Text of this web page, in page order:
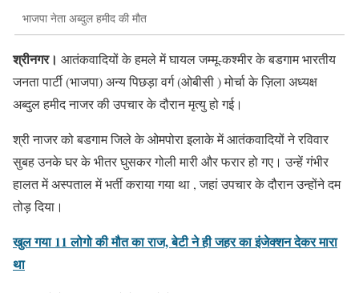
भाजपा नेता अब्दुल हमीद की मौत
श्रीनगर। आतंकवादियों के हमले में घायल जम्मू-कश्मीर के बडगाम भारतीय
जनता पार्टी (भाजपा) अन्य पिछड़ा वर्ग (ओबीसी ) मोर्चा के ज़िला अध्यक्ष
अब्दुल हमीद नाजर की उपचार के दौरान मृत्यु हो गई।
श्री नाजर को बडगाम जिले के ओमपोरा इलाके में आतंकवादियों ने रविवार
सुबह उनके घर के भीतर घुसकर गोली मारी और फरार हो गए। उन्हें गंभीर
हालत में अस्पताल में भर्ती कराया गया था , जहां उपचार के दौरान उन्होंने दम
तोड़ दिया।
खुल गया 11 लोगो की मौत का राज, बेटी ने ही जहर का इंजेक्शन देकर मारा
था